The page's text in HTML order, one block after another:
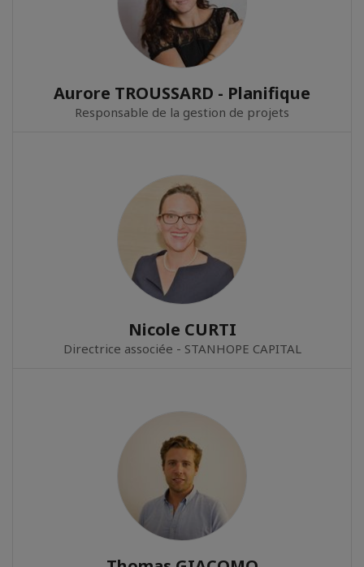
Aurore TROUSSARD - Planifique
Responsable de la gestion de projets
Nicole CURTI
Directrice associée - STANHOPE CAPITAL